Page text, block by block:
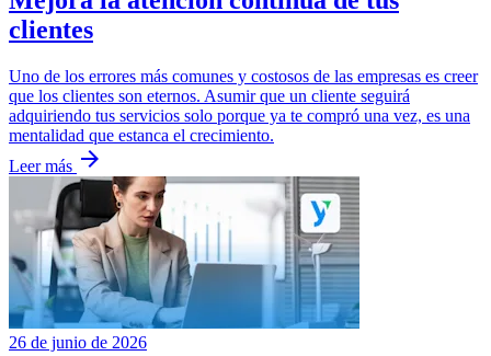
clientes
Uno de los errores más comunes y costosos de las empresas es creer
que los clientes son eternos. Asumir que un cliente seguirá
adquiriendo tus servicios solo porque ya te compró una vez, es una
mentalidad que estanca el crecimiento.
Leer más arrow_forward
26 de junio de 2026